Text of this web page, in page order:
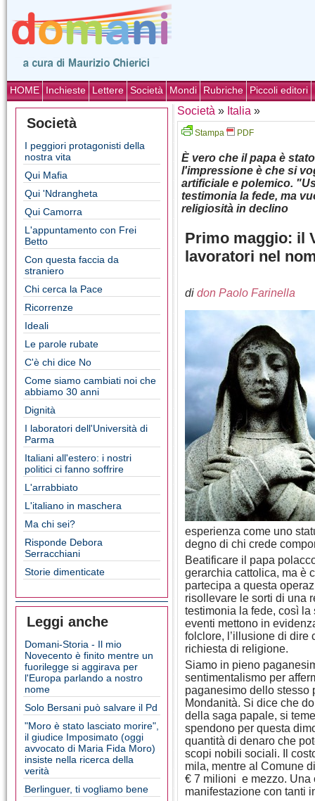
HOME Inchieste Lettere Società Mondi Rubriche Piccoli editori
Società
I peggiori protagonisti della
nostra vita
Qui Mafia
Qui 'Ndrangheta
Qui Camorra
L'appuntamento con Frei
Betto
Con questa faccia da
straniero
Chi cerca la Pace
Ricorrenze
Ideali
Le parole rubate
C'è chi dice No
Come siamo cambiati noi che
abbiamo 30 anni
Dignità
I laboratori dell'Università di
Parma
Italiani all'estero: i nostri
politici ci fanno soffrire
L'arrabbiato
L'italiano in maschera
Ma chi sei?
Risponde Debora
Serracchiani
Storie dimenticate
Leggi anche
Domani-Storia - Il mio
Novecento è finito mentre un
fuorilegge si aggirava per
l'Europa parlando a nostro
nome
Solo Bersani può salvare il Pd
"Moro è stato lasciato morire",
il giudice Imposimato (oggi
avvocato di Maria Fida Moro)
insiste nella ricerca della
verità
Berlinguer, ti vogliamo bene
Società » Italia »
Stampa PDF
È vero che il papa è
l'impressione è che si
artificiale e polemico.
testimonia la fede, ma
religiosità in declino
Primo maggio: il
lavoratori nel
di don Paolo Farinella
esperienza come uno
degno di chi crede
Beatificare il papa
gerarchia cattolica, ma è
partecipa a questa
risollevare le sorti di una
testimonia la fede, così
eventi mettono in
folclore, l’illusione di dire
richiesta di religione.
Siamo in pieno
sentimentalismo per
paganesimo dello stesso
Mondanità. Si dice che
della saga papale, si
spendono per questa
quantità di denaro che
scopi nobili sociali. Il
mila, mentre al Comune
€ 7 milioni e mezzo. Una
manifestazione con tanti